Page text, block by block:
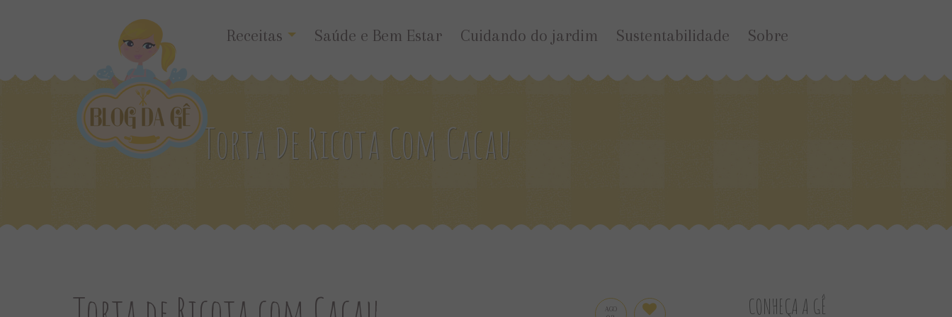
Receitas Saúde e Bem Estar Cuidando do jardim Sustentabilidade Sobre
Torta De Ricota Com Cacau
AGO CONHEÇA A GÊ